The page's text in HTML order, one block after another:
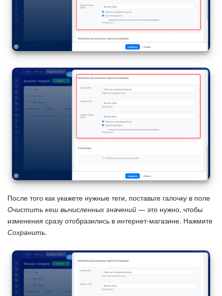
После того как укажете нужные теги, поставьте галочку в поле
Очистить кеш вычисленных значений — это нужно, чтобы
изменения сразу отобразились в интернет-магазине. Нажмите
Сохранить.